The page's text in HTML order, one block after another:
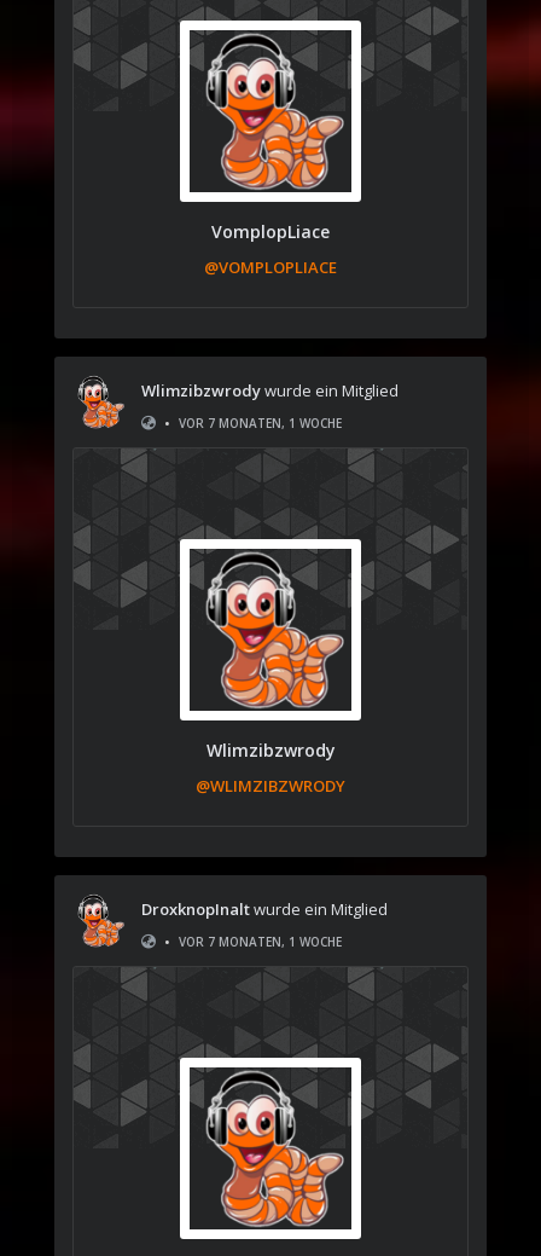
VomplopLiace
@VOMPLOPLIACE
Wlimzibzwrodywurde ein Mitglied
• VOR 7 MONATEN, 1 WOCHE
Wlimzibzwrody
@WLIMZIBZWRODY
DroxknopInaltwurde ein Mitglied
• VOR 7 MONATEN, 1 WOCHE